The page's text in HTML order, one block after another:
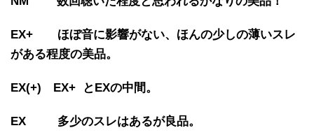
EX+ ほぼ音に影響がない、ほんの少しの薄いスレ
がある程度の美品。
EX(+) EX+ とEXの中間。
EX 多少のスレはあるが良品。